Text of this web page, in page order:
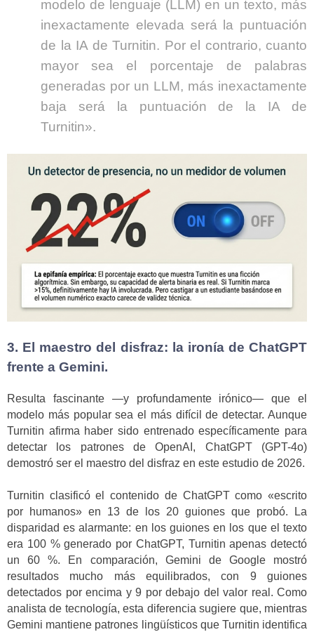
modelo de lenguaje (LLM) en un texto, más
inexactamente elevada será la puntuación
de la IA de Turnitin. Por el contrario, cuanto
mayor sea el porcentaje de palabras
generadas por un LLM, más inexactamente
baja será la puntuación de la IA de
Turnitin».
3. El maestro del disfraz: la ironía de ChatGPT
frente a Gemini.
Resulta fascinante —y profundamente irónico— que el
modelo más popular sea el más difícil de detectar. Aunque
Turnitin afirma haber sido entrenado específicamente para
detectar los patrones de OpenAI, ChatGPT (GPT-4o)
demostró ser el maestro del disfraz en este estudio de 2026.
Turnitin clasificó el contenido de ChatGPT como «escrito
por humanos» en 13 de los 20 guiones que probó. La
disparidad es alarmante: en los guiones en los que el texto
era 100 % generado por ChatGPT, Turnitin apenas detectó
un 60 %. En comparación, Gemini de Google mostró
resultados mucho más equilibrados, con 9 guiones
detectados por encima y 9 por debajo del valor real. Como
analista de tecnología, esta diferencia sugiere que, mientras
Gemini mantiene patrones lingüísticos que Turnitin identifica